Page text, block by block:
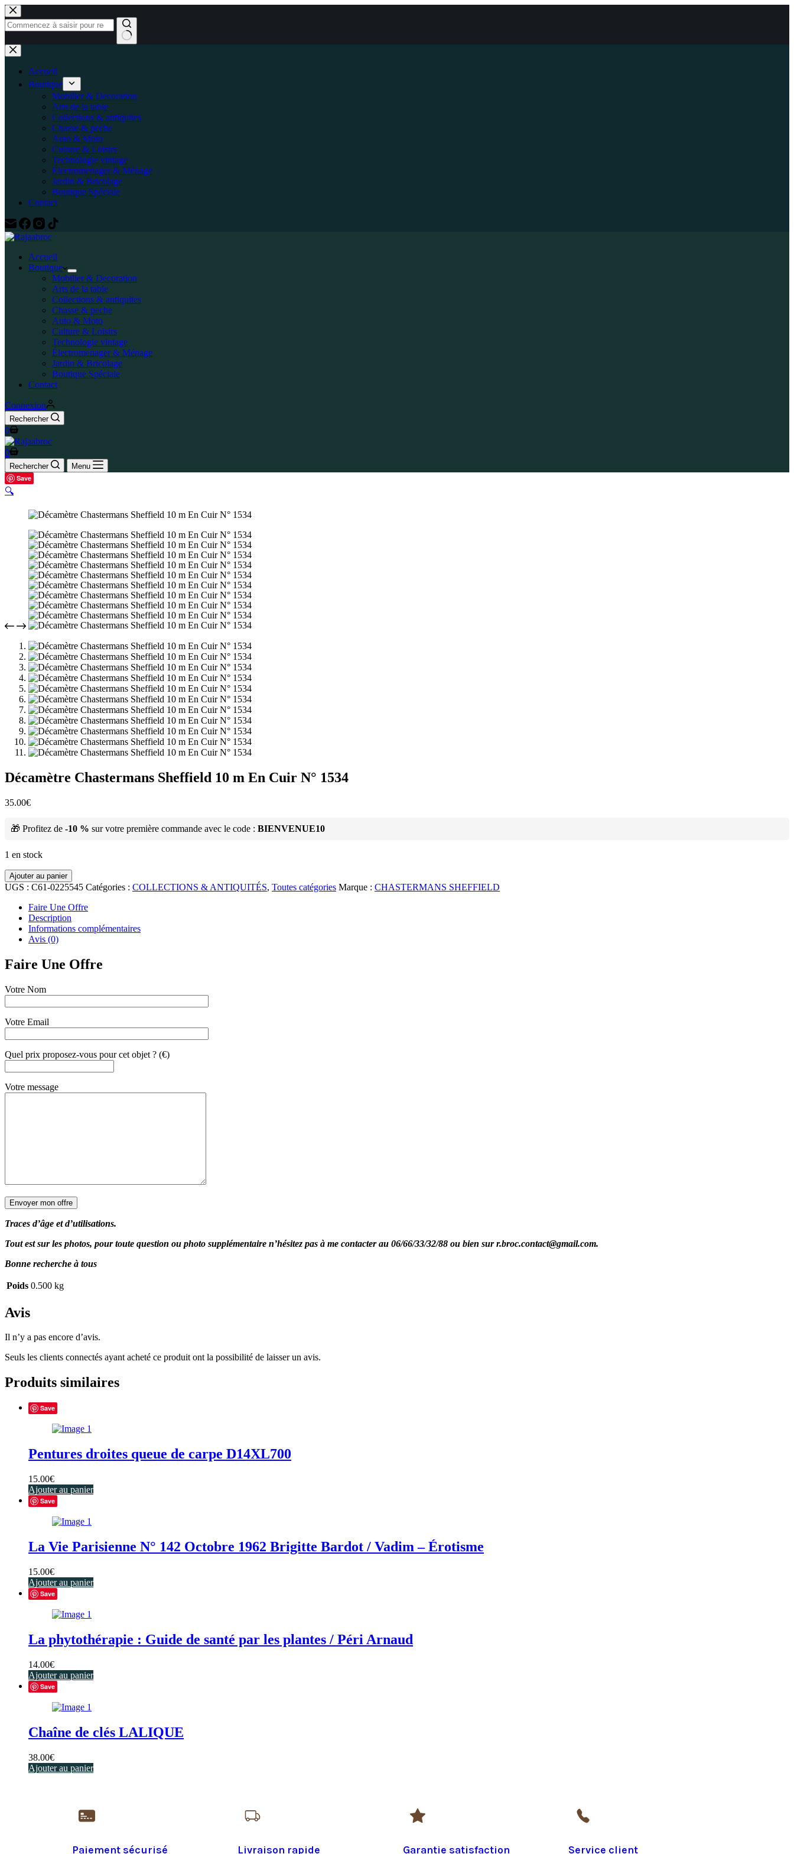
Accueil
Boutique
Mobilier & Decoration
Arts de la table
Collections & antiquites
Chasse & peche
Auto & Moto
Culture & Loisirs
Technologie vintage
Électromenager & Ménage
Jardin & Bricolage
Boutique Spéciale
Contact
Accueil
Boutique
Mobilier & Decoration
Arts de la table
Collections & antiquites
Chasse & peche
Auto & Moto
Culture & Loisirs
Technologie vintage
Électromenager & Ménage
Jardin & Bricolage
Boutique Spéciale
Contact
Connexion
Rechercher
0
0
Rechercher
Menu
Save
🔍
Décamètre Chastermans Sheffield 10 m En Cuir N° 1534
35.00€
🎁 Profitez de -10 % sur votre première commande avec le code : BIENVENUE10
1 en stock
Ajouter au panier
UGS : C61-0225545 Catégories : COLLECTIONS & ANTIQUITÉS, Toutes catégories Marque : CHASTERMANS SHEFFIELD
Faire Une Offre
Description
Informations complémentaires
Avis (0)
Faire Une Offre
Votre Nom
Votre Email
Quel prix proposez-vous pour cet objet ? (€)
Votre message
Traces d’âge et d’utilisations.
Tout est sur les photos, pour toute question ou photo supplémentaire n’hésitez pas à me contacter au 06/66/33/32/88 ou bien sur r.broc.contact@gmail.com.
Bonne recherche à tous
Poids 0.500 kg
Avis
Il n’y a pas encore d’avis.
Seuls les clients connectés ayant acheté ce produit ont la possibilité de laisser un avis.
Produits similaires
Save
Pentures droites queue de carpe D14XL700
15.00€
Ajouter au panier
Save
La Vie Parisienne N° 142 Octobre 1962 Brigitte Bardot / Vadim – Érotisme
15.00€
Ajouter au panier
Save
La phytothérapie : Guide de santé par les plantes / Péri Arnaud
14.00€
Ajouter au panier
Save
Chaîne de clés LALIQUE
38.00€
Ajouter au panier
Paiement sécurisé Livraison rapide Garantie satisfaction Service client